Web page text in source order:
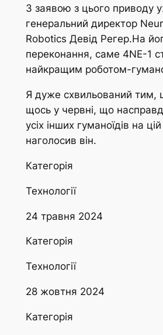
З заявою з цього приводу
генеральний директор
Robotics Девід Регер.На
переконання, саме 4NE-1
найкращим роботом-
Я дуже схвильований тим,
щось у червні, що
усіх інших гуманоїдів на
наголосив він.
Категорія
Технології
24 травня 2024
Категорія
Технології
28 жовтня 2024
Категорія